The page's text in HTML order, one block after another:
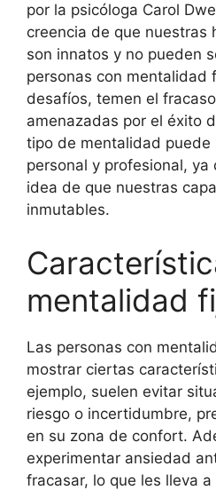
por la psicóloga Carol
creencia de que nuestras
son innatos y no pueden
personas con mentalidad
desafíos, temen el
amenazadas por el éxito
tipo de mentalidad puede
personal y profesional, ya
idea de que nuestras
inmutables.
mentalidad
Las personas con
mostrar ciertas
ejemplo, suelen evitar
riesgo o incertidumbre,
en su zona de confort.
experimentar ansiedad
fracasar, lo que les lleva